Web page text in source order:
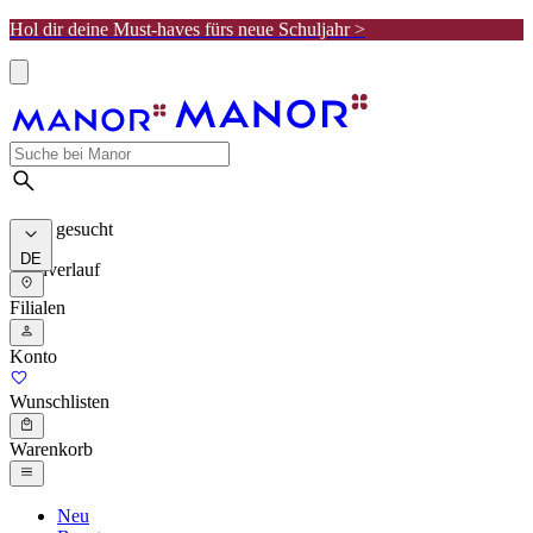
Hol dir deine Must-haves fürs neue Schuljahr >
Meist gesucht
Suchverlauf
DE
Filialen
Konto
Wunschlisten
Warenkorb
Neu